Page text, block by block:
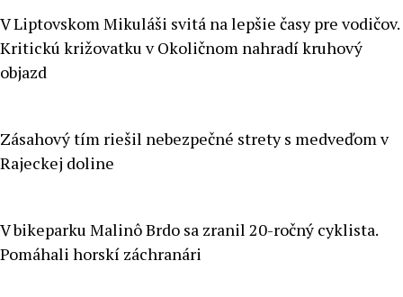
V Liptovskom Mikuláši svitá na lepšie časy pre vodičov.
Kritickú križovatku v Okoličnom nahradí kruhový
objazd
Zásahový tím riešil nebezpečné strety s medveďom v
Rajeckej doline
V bikeparku Malinô Brdo sa zranil 20-ročný cyklista.
Pomáhali horskí záchranári